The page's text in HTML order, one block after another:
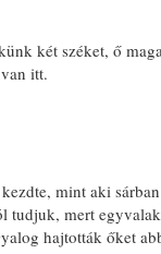
két széket, ő
itt.
mint aki
tudjuk, mert
hajtották őket